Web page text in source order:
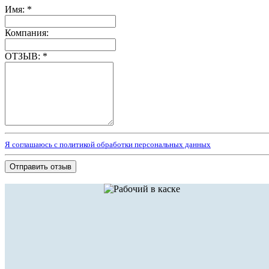
Имя: *
Компания:
ОТЗЫВ: *
Я соглашаюсь с политикой обработки персональных данных
Отправить отзыв